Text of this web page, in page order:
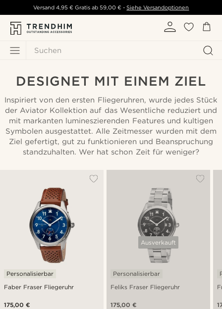
Suchen
Versand 4,95 € Gratis ab59,00 € - Siehe Versandoptionen
DESIGNET MIT EINEM ZIEL
Inspiriert von den ersten Fliegeruhren, wurde jedes Stück
der Aviator Kollektion auf das Wesentliche reduziert und
mit markanten lumineszierenden Features und kultigen
Symbolen ausgestattet. Alle Zeitmesser wurden mit dem
Ziel gefertigt, gut zu funktionieren und Beanspruchung
standzuhalten. Wer hat schon Zeit für weniger?
Faber Fraser Fliegeruhr
Personalisierbar
175,00 €
Ausverkauft
Feliks Fraser Fliegeruhr
Personalisierbar
175,00 €